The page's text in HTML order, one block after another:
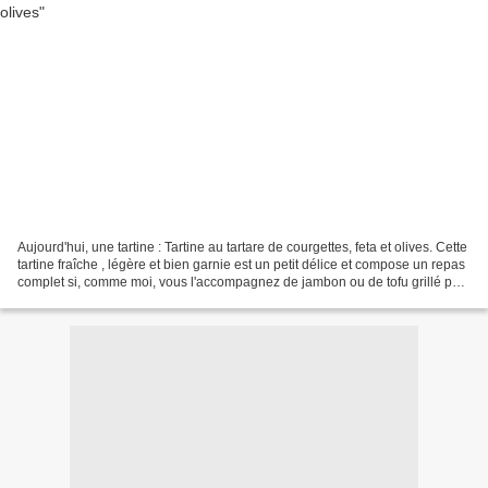
Aujourd'hui, une tartine : Tartine au tartare de courgettes, feta et olives. Cette
tartine fraîche , légère et bien garnie est un petit délice et compose un repas
complet si, comme moi, vous l'accompagnez de jambon ou de tofu grillé par